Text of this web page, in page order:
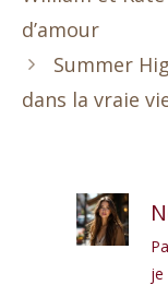
d’amour
Summer
dans la vraie
je